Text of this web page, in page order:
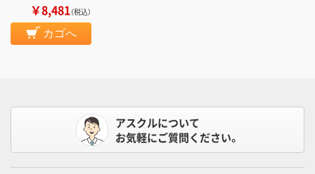
￥8,481（税込）
カゴへ
アスクルについて
お気軽にご質問ください。